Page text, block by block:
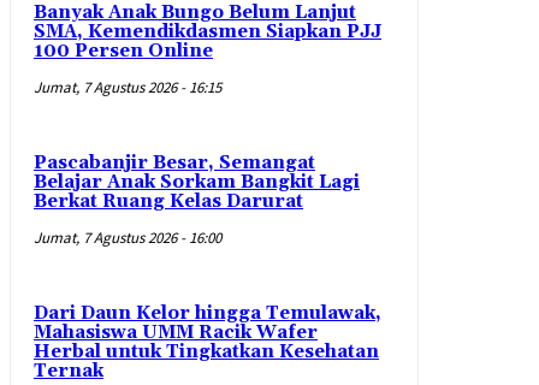
Banyak Anak Bungo Belum Lanjut
SMA, Kemendikdasmen Siapkan PJJ
100 Persen Online
Jumat, 7 Agustus 2026 - 16:15
Pascabanjir Besar, Semangat
Belajar Anak Sorkam Bangkit Lagi
Berkat Ruang Kelas Darurat
Jumat, 7 Agustus 2026 - 16:00
Dari Daun Kelor hingga Temulawak,
Mahasiswa UMM Racik Wafer
Herbal untuk Tingkatkan Kesehatan
Ternak